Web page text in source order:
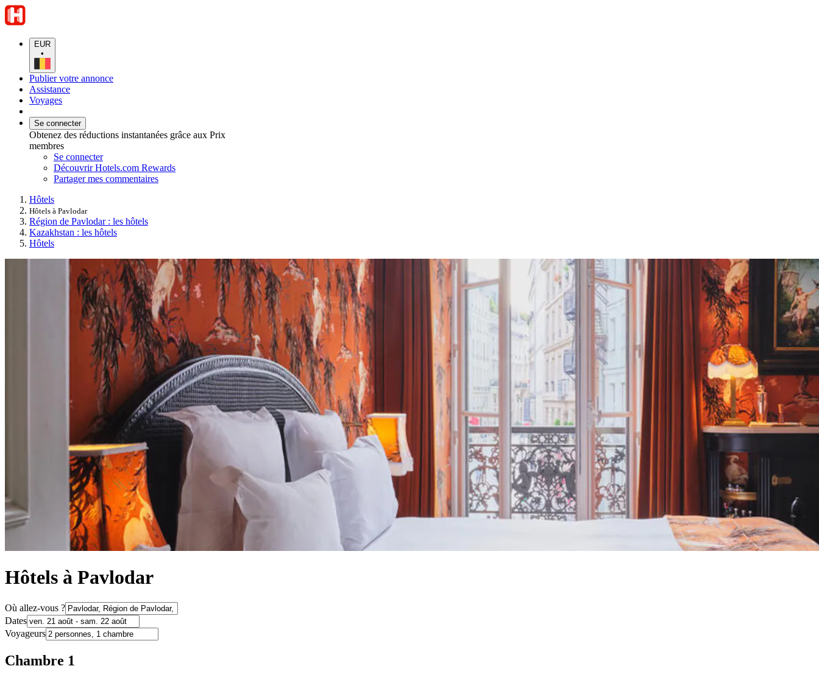
EUR
•
Publier votre annonce
Assistance
Voyages
Se connecter
Obtenez des réductions instantanées grâce aux Prix
membres
Se connecter
Découvrir Hotels.com Rewards
Partager mes commentaires
Hôtels
Hôtels à Pavlodar
Région de Pavlodar : les hôtels
Kazakhstan : les hôtels
Hôtels
Hôtels à Pavlodar
Où allez-vous ?
Dates
Voyageurs
Chambre 1